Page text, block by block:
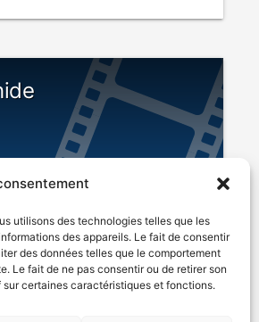
utilisons des technologies telles que les
des appareils. Le fait de consentir
des données telles que le comportement
Le fait de ne pas consentir ou de retirer son
certaines caractéristiques et fonctions.
Western